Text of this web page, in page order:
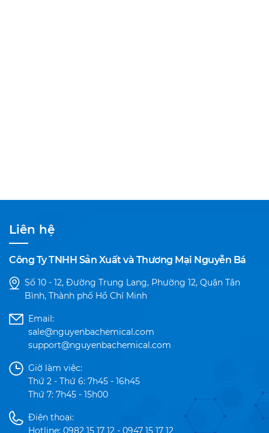
Liên hệ
Công Ty TNHH Sản Xuất và Thương Mại Nguyễn Bá
Số 10 - 12, Đường Trung Lang, Phường 12, Quận Tân
Bình, Thành phố Hồ Chí Minh
Email:
sale@nguyenbachemical.com
support@nguyenbachemical.com
Giờ làm việc:
Thứ 2 - Thứ 6: 7h45 - 16h45
Thứ 7: 7h45 - 15h00
Điện thoại:
Hotline: 0982 15 17 12 - 0947 15 17 12